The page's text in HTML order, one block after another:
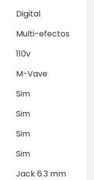
Digital
Multi-efectos
110v
M-Vave
Sim
Sim
Sim
Sim
Jack 6.3 mm